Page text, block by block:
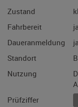
Zustand
Fahrbereit
Daueranmeldung
Standort
Nutzung
Prüfziffer